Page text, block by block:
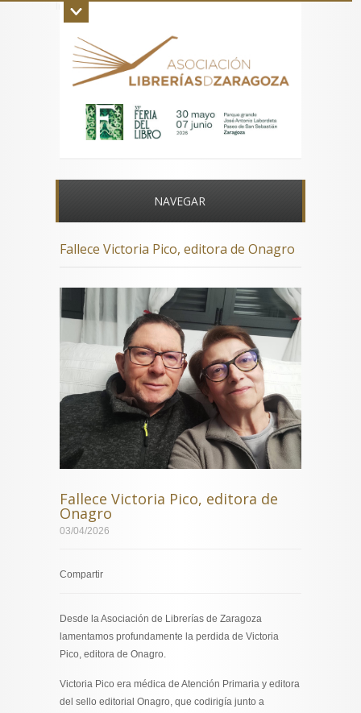
Inicio La asociación Aviso legal Contacto
NAVEGAR
Fallece Victoria Pico, editora de Onagro
Fallece Victoria Pico, editora de
Onagro
03/04/2026
Compartir
Desde la Asociación de Librerías de Zaragoza
lamentamos profundamente la perdida de Victoria
Pico, editora de Onagro.
Victoria Pico era médica de Atención Primaria y editora
del sello editorial Onagro, que codirigía junto a